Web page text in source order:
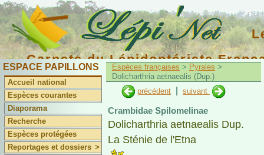
Carnets du Lépidoptériste
ESPACE PAPILLONS
Accueil national
Espèces courantes
Diaporama
Recherche
Espèces protégées
Reportages et dossiers >
Espèces françaises > Pyrales >
Dolicharthria aetnaealis (Dup.)
précédent
suivant
Crambidae Spilomelinae
Dolicharthria aetnaealis Dup.
La Sténie de l'Etna